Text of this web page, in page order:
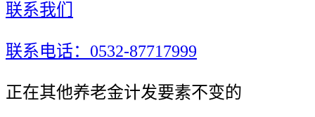
联系我们
联系电话：0532-87717999
正在其他养老金计发要素不变的